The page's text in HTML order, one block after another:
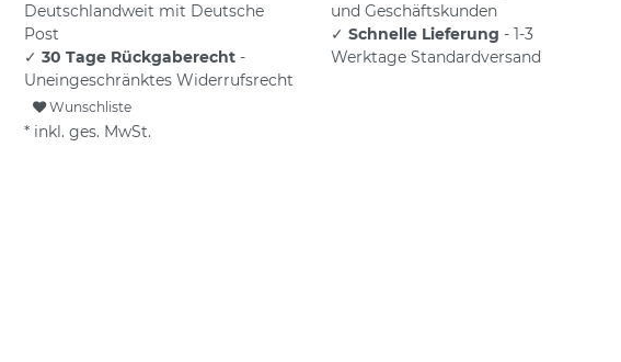
Deutschlandweit mit Deutsche
Post
✓ 30 Tage Rückgaberecht -
Uneingeschränktes Widerrufsrecht
und Geschäftskunden
✓ Schnelle Lieferung - 1-3
Werktage Standardversand
Wunschliste
* inkl. ges. MwSt.